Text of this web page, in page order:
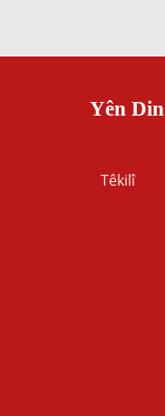
Yên Din
Têkilî